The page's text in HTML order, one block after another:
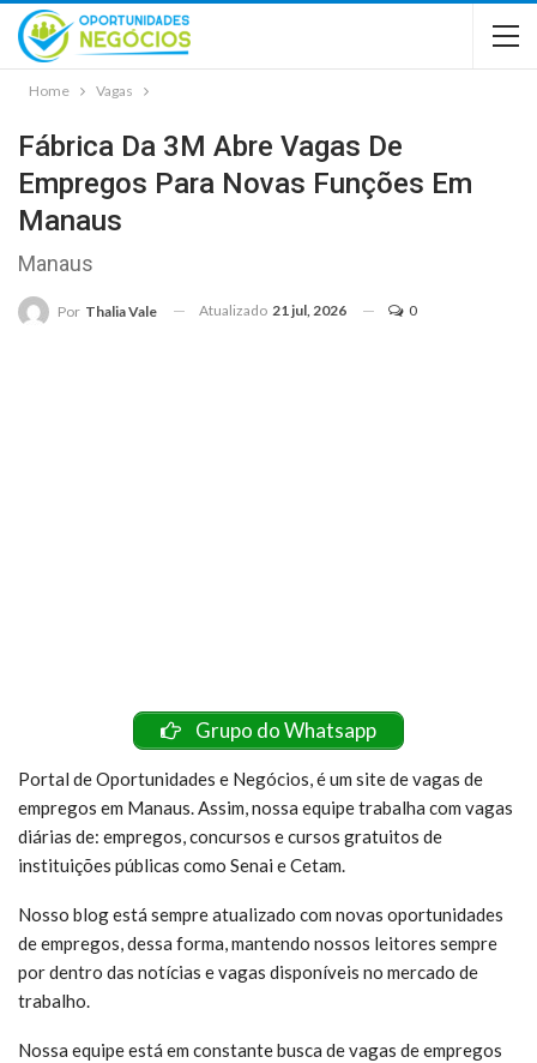
Home Vagas
Fábrica Da 3M Abre Vagas De
Empregos Para Novas Funções Em
Manaus
Manaus
Por Thalia Vale Atualizado 21 jul, 2026 0
Grupo do Whatsapp
Portal de Oportunidades e Negócios, é um site de vagas de
empregos em Manaus. Assim, nossa equipe trabalha com vagas
diárias de: empregos, concursos e cursos gratuitos de
instituições públicas como Senai e Cetam.
Nosso blog está sempre atualizado com novas oportunidades
de empregos, dessa forma, mantendo nossos leitores sempre
por dentro das notícias e vagas disponíveis no mercado de
trabalho.
Nossa equipe está em constante busca de vagas de empregos